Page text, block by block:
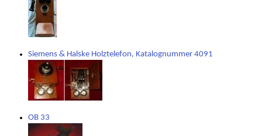
Siemens & Halske Holztelefon, Katalognummer 4091
OB 33